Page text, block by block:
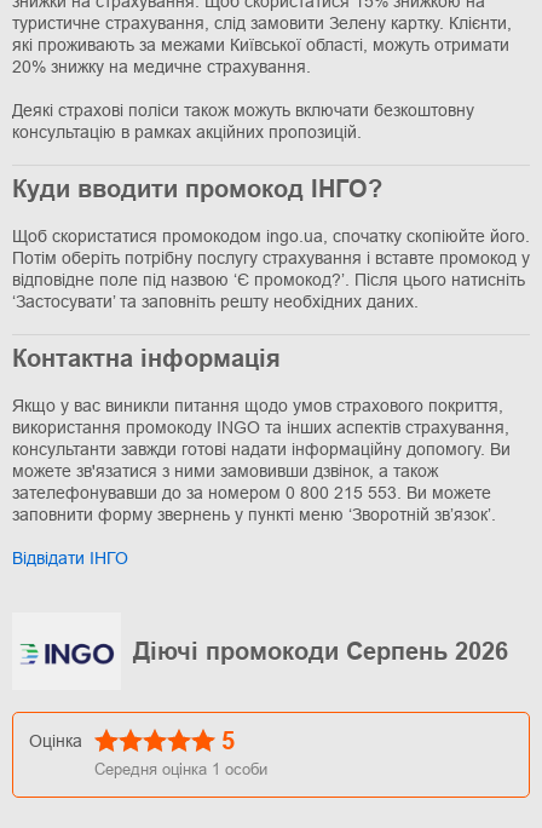
туристичне страхування, слід замовити Зелену картку. Клієнти,
які проживають за межами Київської області, можуть отримати
20% знижку на медичне страхування.
Деякі страхові поліси також можуть включати безкоштовну
консультацію в рамках акційних пропозицій.
Куди вводити промокод ІНГО?
Щоб скористатися промокодом ingo.ua, спочатку скопіюйте його.
Потім оберіть потрібну послугу страхування і вставте промокод у
відповідне поле під назвою ‘Є промокод?’. Після цього натисніть
‘Застосувати’ та заповніть решту необхідних даних.
Контактна інформація
Якщо у вас виникли питання щодо умов страхового покриття,
використання промокоду INGO та інших аспектів страхування,
консультанти завжди готові надати інформаційну допомогу. Ви
можете зв'язатися з ними замовивши дзвінок, а також
зателефонувавши до за номером 0 800 215 553. Ви можете
заповнити форму звернень у пункті меню ‘Зворотній зв’язок’.
Відвідати ІНГО
Діючі промокоди Серпень 2026
Оцінка 5
Середня оцінка 1 особи